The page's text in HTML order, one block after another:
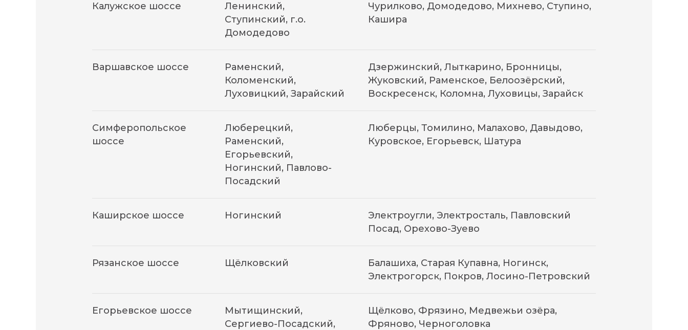
Калужское шоссе
Ленинский,
Ступинский, г.о.
Домодедово
Чурилково, Домодедово, Михнево, Ступино,
Кашира
Варшавское шоссе
Раменский,
Коломенский,
Луховицкий, Зарайский
Дзержинский, Лыткарино, Бронницы,
Жуковский, Раменское, Белоозёрский,
Воскресенск, Коломна, Луховицы, Зарайск
Симферопольское
шоссе
Люберецкий,
Раменский,
Егорьевский,
Ногинский, Павлово-
Посадский
Люберцы, Томилино, Малахово, Давыдово,
Куровское, Егорьевск, Шатура
Каширское шоссе Ногинский
Электроугли, Электросталь, Павловский
Посад, Орехово-Зуево
Рязанское шоссе Щёлковский
Балашиха, Старая Купавна, Ногинск,
Электрогорск, Покров, Лосино-Петровский
Егорьевское шоссе
Мытищинский,
Сергиево-Посадский,
Щёлково, Фрязино, Медвежьи озёра,
Фряново, Черноголовка